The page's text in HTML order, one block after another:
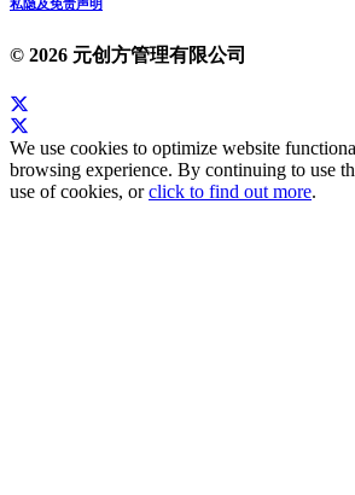
私隐及免责声明
© 2026 元创方管理有限公司
We use cookies to optimize website
browsing experience. By continuing to use
use of cookies, orclick to find out more.